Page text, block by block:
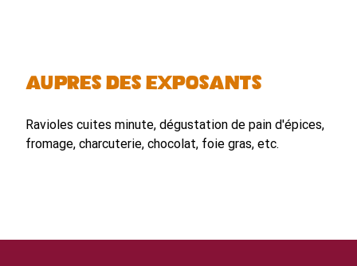
Auprès des exposants
Ravioles cuites minute, dégustation de pain d'épices,
fromage, charcuterie, chocolat, foie gras, etc.